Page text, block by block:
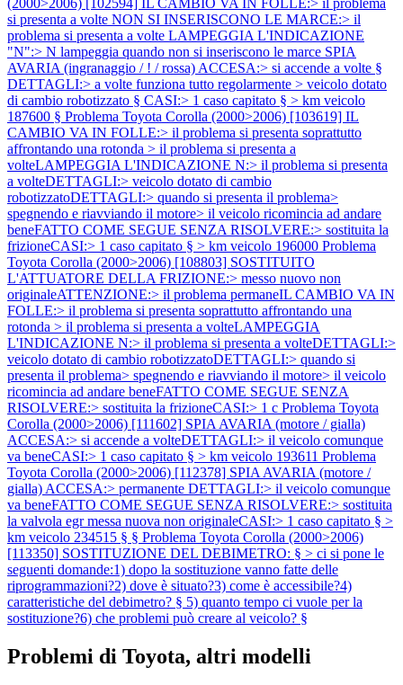
si presenta a volte NON SI INSERISCONO LE MARCE:> il
problema si presenta a volte LAMPEGGIA L'INDICAZIONE
"N":> N lampeggia quando non si inseriscono le marce SPIA
AVARIA (ingranaggio / ! / rossa) ACCESA:> si accende a volte §
DETTAGLI:> a volte funziona tutto regolarmente > veicolo dotato
di cambio robotizzato § CASI:> 1 caso capitato § > km veicolo
187600 § Problema Toyota Corolla (2000>2006) [103619] IL
CAMBIO VA IN FOLLE:> il problema si presenta soprattutto
affrontando una rotonda > il problema si presenta a
volteLAMPEGGIA L'INDICAZIONE N:> il problema si presenta
a volteDETTAGLI:> veicolo dotato di cambio
robotizzatoDETTAGLI:> quando si presenta il problema>
spegnendo e riavviando il motore> il veicolo ricomincia ad andare
beneFATTO COME SEGUE SENZA RISOLVERE:> sostituita la
frizioneCASI:> 1 caso capitato § > km veicolo 196000 Problema
Toyota Corolla (2000>2006) [108803] SOSTITUITO
L'ATTUATORE DELLA FRIZIONE:> messo nuovo non
originaleATTENZIONE:> il problema permaneIL CAMBIO VA IN
FOLLE:> il problema si presenta soprattutto affrontando una
rotonda > il problema si presenta a volteLAMPEGGIA
L'INDICAZIONE N:> il problema si presenta a volteDETTAGLI:>
veicolo dotato di cambio robotizzatoDETTAGLI:> quando si
presenta il problema> spegnendo e riavviando il motore> il veicolo
ricomincia ad andare beneFATTO COME SEGUE SENZA
RISOLVERE:> sostituita la frizioneCASI:> 1 c Problema Toyota
Corolla (2000>2006) [111602] SPIA AVARIA (motore / gialla)
ACCESA:> si accende a volteDETTAGLI:> il veicolo comunque
va beneCASI:> 1 caso capitato § > km veicolo 193611 Problema
Toyota Corolla (2000>2006) [112378] SPIA AVARIA (motore /
gialla) ACCESA:> permanente DETTAGLI:> il veicolo comunque
va beneFATTO COME SEGUE SENZA RISOLVERE:> sostituita
la valvola egr messa nuova non originaleCASI:> 1 caso capitato § >
km veicolo 234515 § § Problema Toyota Corolla (2000>2006)
[113350] SOSTITUZIONE DEL DEBIMETRO: § > ci si pone le
seguenti domande:1) dopo la sostituzione vanno fatte delle
riprogrammazioni?2) dove è situato?3) come è accessibile?4)
caratteristiche del debimetro? § 5) quanto tempo ci vuole per la
sostituzione?6) che problemi può creare al veicolo? §
Problemi di Toyota, altri modelli